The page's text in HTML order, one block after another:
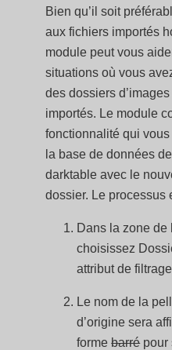
Bien qu’il soit
aux fichiers importés
module peut vous
situations où vous
des dossiers
importés. Le module
fonctionnalité qui
la base de données
darktable avec le
dossier. Le processus
Dans la zone
choisissez
attribut de
Le nom de la
d’origine sera
formebarrépour